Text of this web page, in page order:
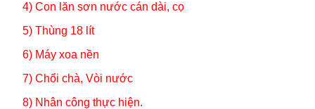
4) Con lăn sơn nước cán dài, cọ
5) Thùng 18 lít
6) Máy xoa nền
7) Chổi chà, Vòi nước
8) Nhân công thực hiện.